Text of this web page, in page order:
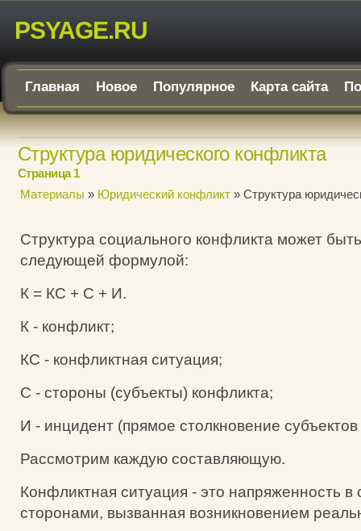
PSYAGE.RU
Главная Новое Популярное Карта сайта
Структура юридического конфликта
Страница 1
Материалы » Юридический конфликт » Структура
Структура социального конфликта может
следующей формулой:
К = КС + С + И.
К - конфликт;
КС - конфликтная ситуация;
С - стороны (субъекты) конфликта;
И - инцидент (прямое столкновение
Рассмотрим каждую составляющую.
Конфликтная ситуация - это напряженность
сторонами, вызванная возникновением